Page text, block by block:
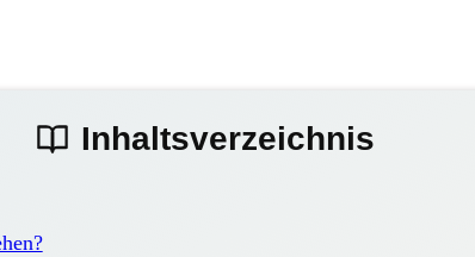
Inhaltsverzeichnis